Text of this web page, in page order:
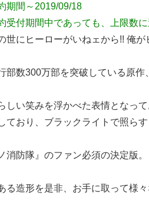
期間～2019/09/18
受付期間中であっても、上限数
にヒーローがいねェから!! 俺が
部数300万部を突破している原作
しい笑みを浮かべた表情となっ
ており、ブラックライトで照ら
消防隊』のファン必須の決定版。
る造形を是非、お手に取って様